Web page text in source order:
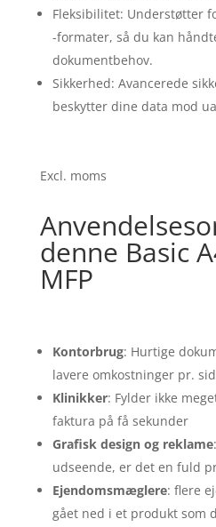
Fleksibilitet: Understøtter
-formater, så du kan
dokumentbehov.
Sikkerhed: Avancerede
beskytter dine data mod
Excl. moms
denne Basic
MFP
Kontorbrug: Hurtige
lavere omkostninger pr.
Klinikker: Fylder ikke
faktura på få sekunder
Grafisk design og reklame
udseende, er det en fuld
Ejendomsmæglere: flere
gået ned i et produkt som